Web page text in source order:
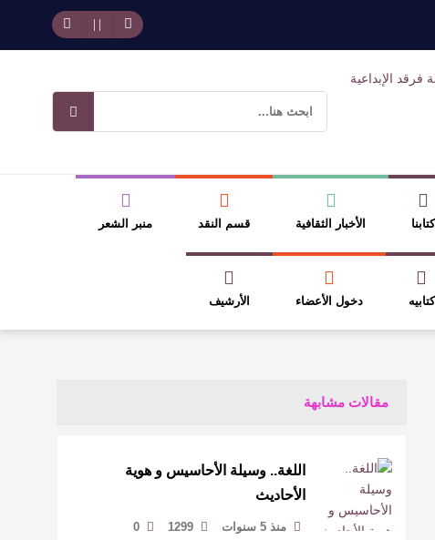
بجمهوره
الخضيري
كتابنا الأخبار الثقافية قسم النقد منبر الشعر
كتابيه دخول الأعضاء الأرشيف
مقالات مشابهة
اللغة.. وسيلة الأحاسيس و هوية
الأحاديث
منذ 5 سنوات 1299
0